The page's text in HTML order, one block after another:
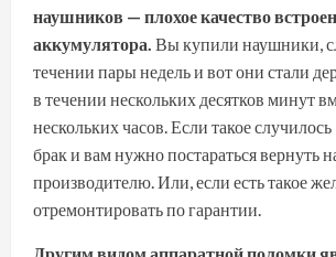
наушников — плохое качество
аккумулятора. Вы купили наушники,
течении пары недель и вот они стали
в течении нескольких десятков минут
нескольких часов. Если такое
брак и вам нужно постараться вернуть
производителю. Или, если есть такое
отремонтировать по гарантии.
Другим видом аппаратной поломки